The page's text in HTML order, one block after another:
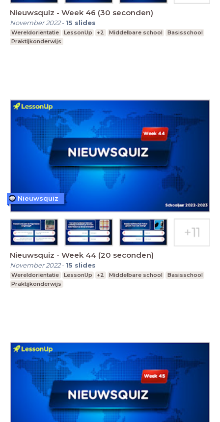
Nieuwsquiz - Week 46 (30 seconden)
November 2022- 15 slides
Wereldoriëntatie LessonUp +2 Middelbare school
Basisschool
Praktijkonderwijs
Nieuwsquiz - Week 44 (20 seconden)
November 2022- 15 slides
Wereldoriëntatie LessonUp +2 Middelbare school
Basisschool
Praktijkonderwijs
Nieuwsquiz